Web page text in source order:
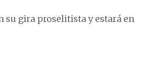
su gira proselitista y estará en